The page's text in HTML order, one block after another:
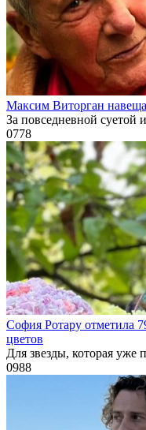
Максим Виторган
За повседневной
0778
София Ротару отметила
цветов
Для звезды, которая уже
0988